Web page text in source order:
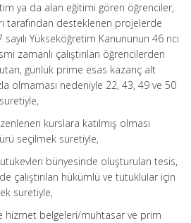
ya da alan eğitimi gören öğrenciler,
tarafından desteklenen projelerde
Yükseköğretim Kanununun 46 ncı
zamanlı çalıştırılan öğrencilerden
günlük prime esas kazanç alt
olmaması nedeniyle 22, 43, 49 ve 50
kurslara katılmış olması
seçilmek suretiyle,
bünyesinde oluşturulan tesis,
çalıştırılan hükümlü ve tutuklular için
suretiyle,
hizmet belgeleri/muhtasar ve prim